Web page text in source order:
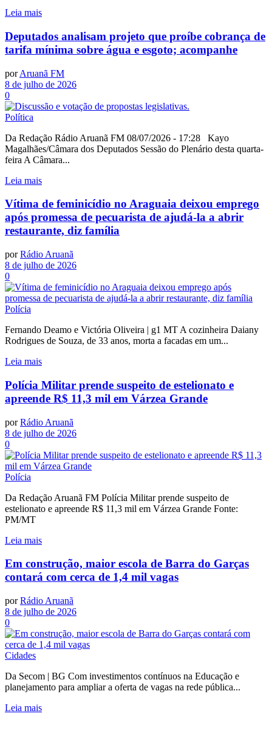
Leia mais
Deputados analisam projeto que proíbe cobrança de
tarifa mínima sobre água e esgoto; acompanhe
por Aruanã FM
8 de julho de 2026
0
Política
Da Redação Rádio Aruanã FM 08/07/2026 - 17:28 Kayo
Magalhães/Câmara dos Deputados Sessão do Plenário desta quarta-
feira A Câmara...
Leia mais
Vítima de feminicídio no Araguaia deixou emprego
após promessa de pecuarista de ajudá-la a abrir
restaurante, diz família
por Rádio Aruanã
8 de julho de 2026
0
Polícia
Fernando Deamo e Victória Oliveira | g1 MT A cozinheira Daiany
Rodrigues de Souza, de 33 anos, morta a facadas em um...
Leia mais
Polícia Militar prende suspeito de estelionato e
apreende R$ 11,3 mil em Várzea Grande
por Rádio Aruanã
8 de julho de 2026
0
Polícia
Da Redação Aruanã FM Polícia Militar prende suspeito de
estelionato e apreende R$ 11,3 mil em Várzea Grande Fonte:
PM/MT
Leia mais
Em construção, maior escola de Barra do Garças
contará com cerca de 1,4 mil vagas
por Rádio Aruanã
8 de julho de 2026
0
Cidades
Da Secom | BG Com investimentos contínuos na Educação e
planejamento para ampliar a oferta de vagas na rede pública...
Leia mais